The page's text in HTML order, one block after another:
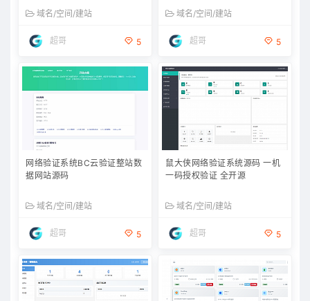
域名/空间/建站
超哥 5
域名/空间/建站
超哥 5
网络验证系统BC云验证整站数
据网站源码
域名/空间/建站
超哥 5
鼠大侠网络验证系统源码 一机
一码授权验证 全开源
域名/空间/建站
超哥 5